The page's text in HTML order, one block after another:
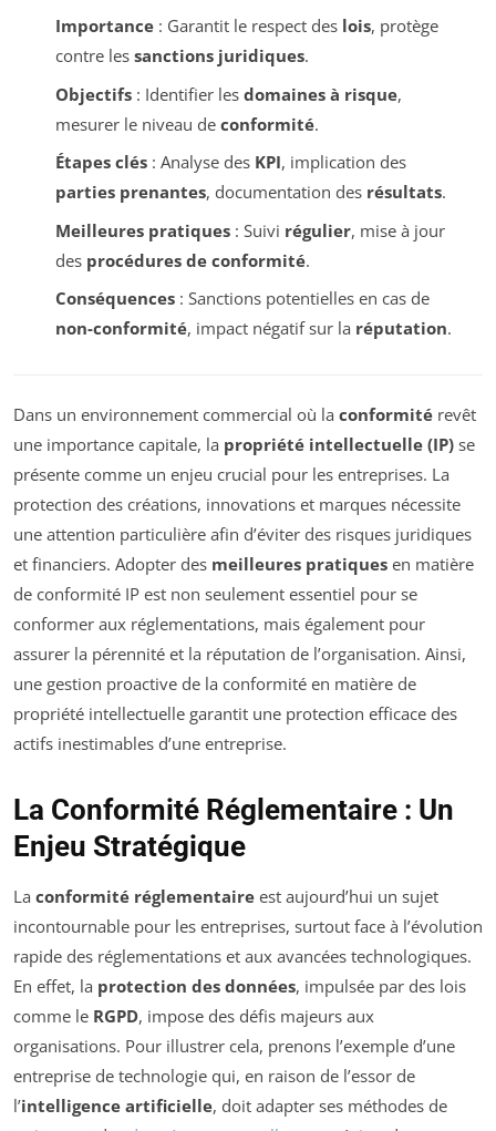
Importance: Garantit le respect des lois, protège
contre les sanctions juridiques.
Objectifs: Identifier les domaines à risque,
mesurer le niveau de conformité.
Étapes clés: Analyse des KPI, implication des
parties prenantes, documentation des résultats.
Meilleures pratiques: Suivi régulier, mise à jour
des procédures de conformité.
Conséquences: Sanctions potentielles en cas de
non-conformité, impact négatif sur la réputation.
Dans un environnement commercial où la conformité revêt
une importance capitale, la propriété intellectuelle (IP) se
présente comme un enjeu crucial pour les entreprises. La
protection des créations, innovations et marques nécessite
une attention particulière afin d’éviter des risques juridiques
et financiers. Adopter des meilleures pratiques en matière
de conformité IP est non seulement essentiel pour se
conformer aux réglementations, mais également pour
assurer la pérennité et la réputation de l’organisation. Ainsi,
une gestion proactive de la conformité en matière de
propriété intellectuelle garantit une protection efficace des
actifs inestimables d’une entreprise.
La Conformité Réglementaire : Un
Enjeu Stratégique
La conformité réglementaire est aujourd’hui un sujet
incontournable pour les entreprises, surtout face à l’évolution
rapide des réglementations et aux avancées technologiques.
En effet, la protection des données, impulsée par des lois
comme le RGPD, impose des défis majeurs aux
organisations. Pour illustrer cela, prenons l’exemple d’une
entreprise de technologie qui, en raison de l’essor de
l’intelligence artificielle, doit adapter ses méthodes de